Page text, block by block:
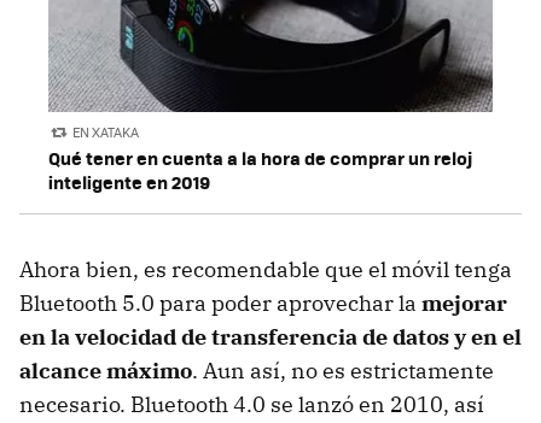
EN XATAKA
Qué tener en cuenta a la hora de comprar un reloj
inteligente en 2019
Ahora bien, es recomendable que el móvil tenga
Bluetooth 5.0 para poder aprovechar la mejorar
en la velocidad de transferencia de datos y en el
alcance máximo. Aun así, no es estrictamente
necesario. Bluetooth 4.0 se lanzó en 2010, así